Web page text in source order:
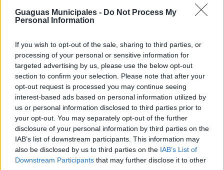
Guaguas Municipales - Do Not Process My
Personal Information
If you wish to opt-out of the sale, sharing to third parties, or
processing of your personal or sensitive information for
targeted advertising by us, please use the below opt-out
section to confirm your selection. Please note that after your
opt-out request is processed you may continue seeing
interest-based ads based on personal information utilized by
us or personal information disclosed to third parties prior to
your opt-out. You may separately opt-out of the further
disclosure of your personal information by third parties on the
IAB’s list of downstream participants. This information may
also be disclosed by us to third parties on the IAB’s List of
Downstream Participants that may further disclose it to other
acción en la terminal de guaguas del Teatro, después
de visitar un mercadillo frente al Pérez Galdós.
Guaguas Municipales habilitará este domingo, 5 de
enero, un servicio especial con motivo de la llegada de
los Reyes Magos a la Base Naval, a las 11.30 horas, al
tiempo que potenciará sus tres líneas Luna durante la
noche de Reyes en la zona de Triana, donde se prevé
una alta demanda de movilidad ciudadana.
A partir de las 10.00 horas del domingo, la compañía
municipal de transporte ha previsto un dispositivo
especial con varias lanzaderas en las líneas 12 (Puerto-
Hoya de la Plata), 21 (Puerto-Escaleritas-La Feria-Dr.
Negrín-Santa Catalina), 33 (Guiniguada-Puerto, por